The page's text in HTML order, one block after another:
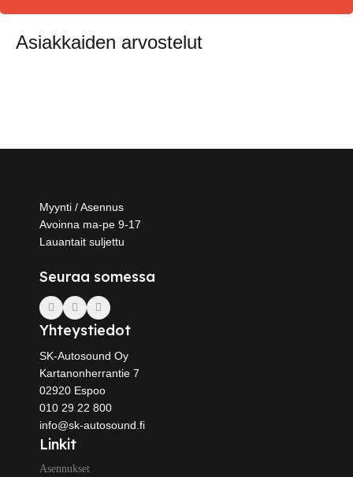
Asiakkaiden arvostelut
Myynti / Asennus
Avoinna ma-pe 9-17
Lauantait suljettu
Seuraa somessa
Yhteystiedot
SK-Autosound Oy
Kartanonherrantie 7
02920 Espoo
010 29 22 800
info@sk-autosound.fi
Linkit
Asennukset